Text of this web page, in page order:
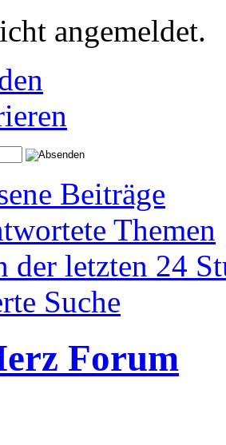
angemeldet.
Beiträge
Themen
der letzten 24
Suche
Forum